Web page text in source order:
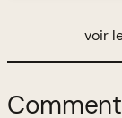
voir